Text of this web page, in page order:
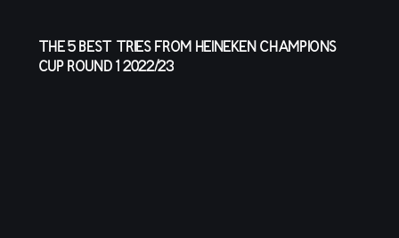
THE 5 BEST TRIES FROM HEINEKEN CHAMPIONS
CUP ROUND 1 2022/23